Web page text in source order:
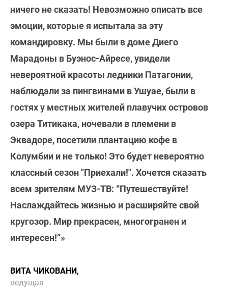
ничего не сказать! Невозможно описать все
эмоции, которые я испытала за эту
командировку. Мы были в доме Диего
Марадоны в Буэнос-Айресе, увидели
невероятной красоты ледники Патагонии,
наблюдали за пингвинами в Ушуае, были в
гостях у местных жителей плавучих островов
озера Титикака, ночевали в племени в
Эквадоре, посетили плантацию кофе в
Колумбии и не только! Это будет невероятно
классный сезон "Приехали!". Хочется сказать
всем зрителям МУЗ-ТВ: “Путешествуйте!
Наслаждайтесь жизнью и расширяйте свой
кругозор. Мир прекрасен, многогранен и
интересен!”»
ВИТА ЧИКОВАНИ,
ведущая